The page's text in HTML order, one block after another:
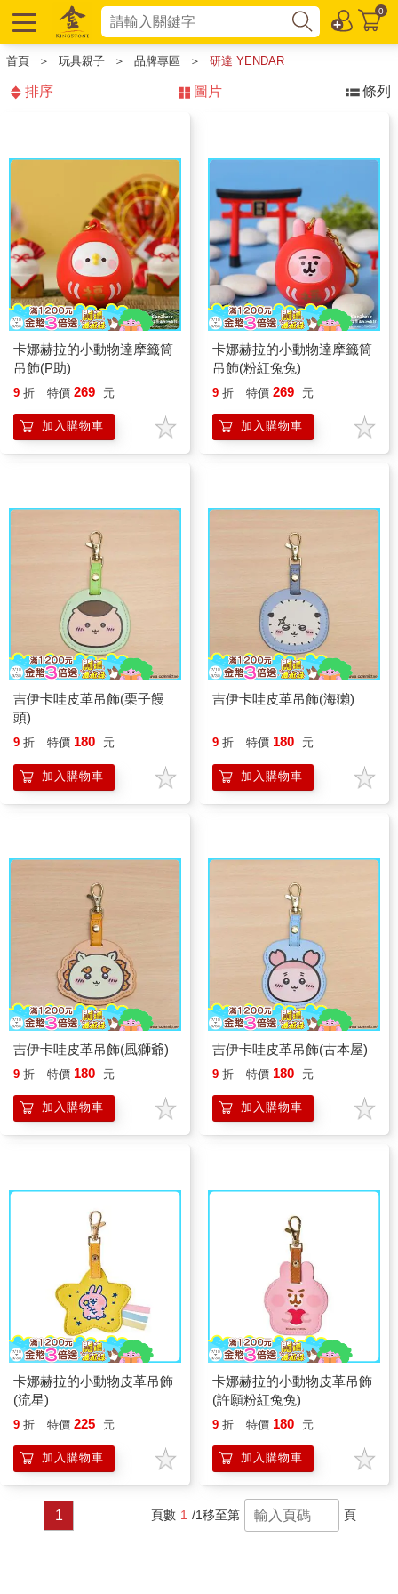
0
首頁 ＞ 玩具親子 ＞ 品牌專區 ＞ 研達 YENDAR
排序 圖片 條列
卡娜赫拉的小動物達摩籤筒
吊飾(P助)
9 折 特價 269 元
加入購物車
卡娜赫拉的小動物達摩籤筒
吊飾(粉紅兔兔)
9 折 特價 269 元
加入購物車
吉伊卡哇皮革吊飾(栗子饅
頭)
9 折 特價 180 元
加入購物車
吉伊卡哇皮革吊飾(海獺)
9 折 特價 180 元
加入購物車
吉伊卡哇皮革吊飾(風獅爺)
9 折 特價 180 元
加入購物車
吉伊卡哇皮革吊飾(古本屋)
9 折 特價 180 元
加入購物車
卡娜赫拉的小動物皮革吊飾
(流星)
9 折 特價 225 元
加入購物車
卡娜赫拉的小動物皮革吊飾
(許願粉紅兔兔)
9 折 特價 180 元
加入購物車
1 頁數 1 /1移至第 頁